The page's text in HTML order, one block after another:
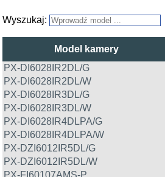
Wyszukaj:
Model kamery
PX-DI6028IR2DL/G
PX-DI6028IR2DL/W
PX-DI6028IR3DL/G
PX-DI6028IR3DL/W
PX-DI6028IR4DLPA/G
PX-DI6028IR4DLPA/W
PX-DZI6012IR5DL/G
PX-DZI6012IR5DL/W
PX-FI60107AMS-P